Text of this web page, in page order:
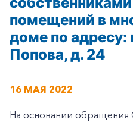
помещений в
доме по адресу:
Попова, д. 24
16 МАЯ 2022
На основании